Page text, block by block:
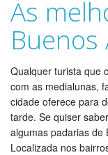
As
Buenos
Qualquer turista que
com as medialunas,
cidade oferece para
tarde. Se quiser
algumas padarias de
Localizada nos